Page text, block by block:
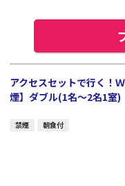
アクセスセットで行く！
煙】ダブル(1名～2名1室)
禁煙 朝食付